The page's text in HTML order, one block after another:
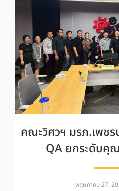
คณะวิศวฯ มรภ.เพช
QA ยกระดับคุ
พฤษภาคม 27,